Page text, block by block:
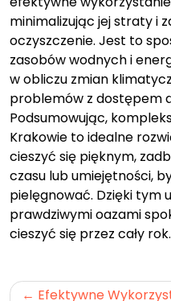
minimalizując jej straty i
oczyszczenie. Jest to
zasobów wodnych i
w obliczu zmian
problemów z dostępem
Podsumowując,
Krakowie to idealne
cieszyć się pięknym,
czasu lub umiejętności,
pielęgnować. Dzięki tym
prawdziwymi oazami
cieszyć się przez cały rok.
Nawigacja
Efektywne